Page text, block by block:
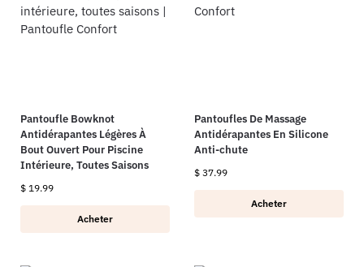
Pantoufle Bowknot
Antidérapantes Légères À
Bout Ouvert Pour Piscine
Intérieure, Toutes Saisons
$ 19.99
Acheter
Pantoufles De Massage
Antidérapantes En Silicone
Anti-chute
$ 37.99
Acheter